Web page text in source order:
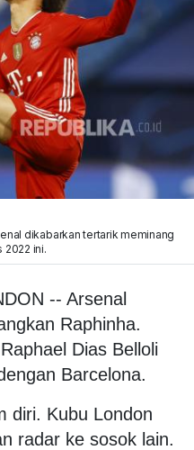
dikabarkan tertarik meminang
2022 ini.
-- Arsenal
Raphinha.
Dias Belloli
Barcelona.
diri. Kubu London
radar ke sosok lain.